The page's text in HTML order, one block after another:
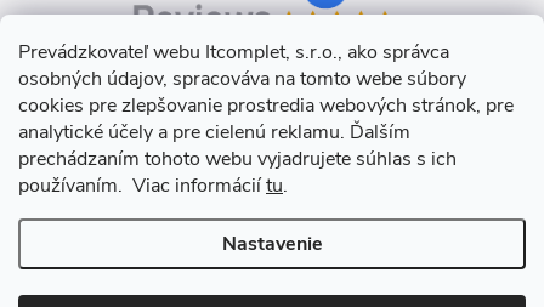
Prevádzkovateľ webu Itcomplet, s.r.o., ako správca
osobných údajov, spracováva na tomto webe súbory
cookies pre zlepšovanie prostredia webových stránok, pre
analytické účely a pre cielenú reklamu. Ďalším
prechádzaním tohoto webu vyjadrujete súhlas s ich
používaním. Viac informáciítu.
Nastavenie
Copyright 2026Itcomplet s.r.o.. Všetky práva vyhradené.Upraviť
nastavenie cookies